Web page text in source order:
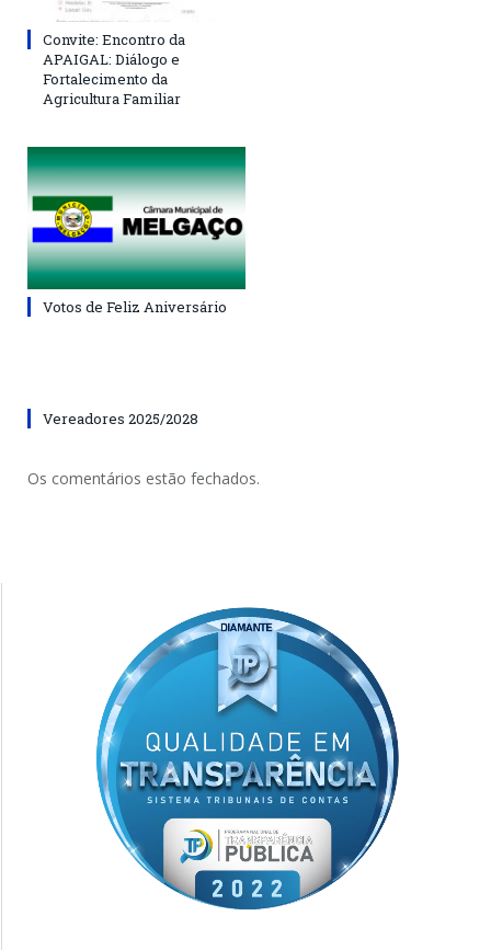
Convite: Encontro da
APAIGAL: Diálogo e
Fortalecimento da
Agricultura Familiar
Votos de Feliz Aniversário
Vereadores 2025/2028
Os comentários estão fechados.